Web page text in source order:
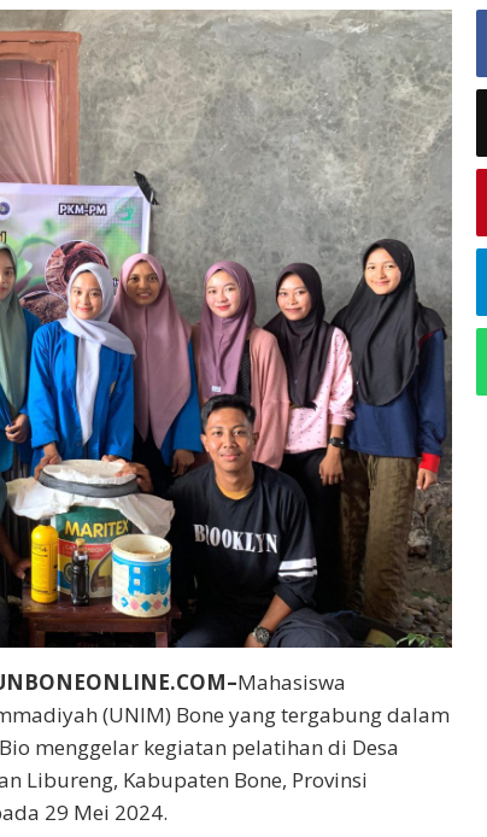
Mahasiswa
(UNIM) Bone yang tergabung dalam
menggelar kegiatan pelatihan di Desa
Libureng, Kabupaten Bone, Provinsi
29 Mei 2024.